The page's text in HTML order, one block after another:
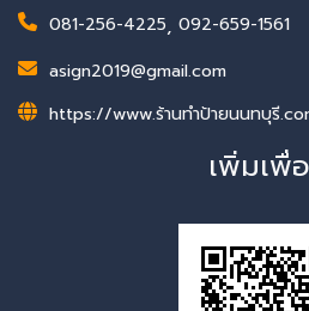
081-256-4225, 092-659-1561
asign2019@gmail.com
https://www.ร้านทําป้ายนนทบุรี
เพิ่มเพื่